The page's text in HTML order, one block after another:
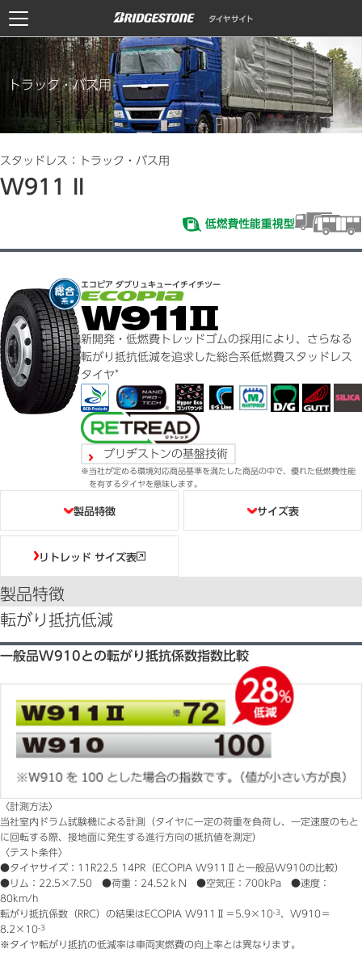
トラック・バス用
スタッドレス：トラック・バス用
W911 II
エコピア ダブリュキューイチイチツー
新開発・低燃費トレッドゴムの採用により、さらなる
転がり抵抗低減を追求した総合系低燃費スタッドレス
タイヤ*
ブリヂストンの基盤技術
当社が定める環境対応商品基準を満たした商品の中で、優れた低燃費性能
を有するタイヤを意味します。
製品特徴 サイズ表
リトレッド サイズ表
製品特徴
転がり抵抗低減
一般品W910との転がり抵抗係数指数比較
〈計測方法〉
当社室内ドラム試験機による計測（タイヤに一定の荷重を負荷し、一定速度のもと
に回転する際、接地面に発生する進行方向の抵抗値を測定）
〈テスト条件〉
●タイヤサイズ：11R22.5 14PR（ECOPIA W911Ⅱと一般品W910の比較）
●リム：22.5×7.50 ●荷重：24.52ｋN ●空気圧：700kPa ●速度：
80km/h
転がり抵抗係数（RRC）の結果はECOPIA W911Ⅱ＝5.9×10-3
、W910＝
8.2×10-3
※タイヤ転がり抵抗の低減率は車両実燃費の向上率とは異なります。